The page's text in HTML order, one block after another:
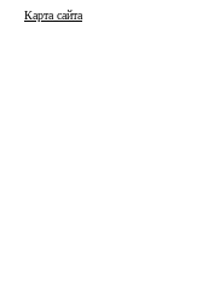
Карта сайта